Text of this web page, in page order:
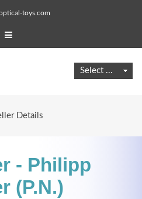
toys.com
Details
- Philipp
(P.N.)